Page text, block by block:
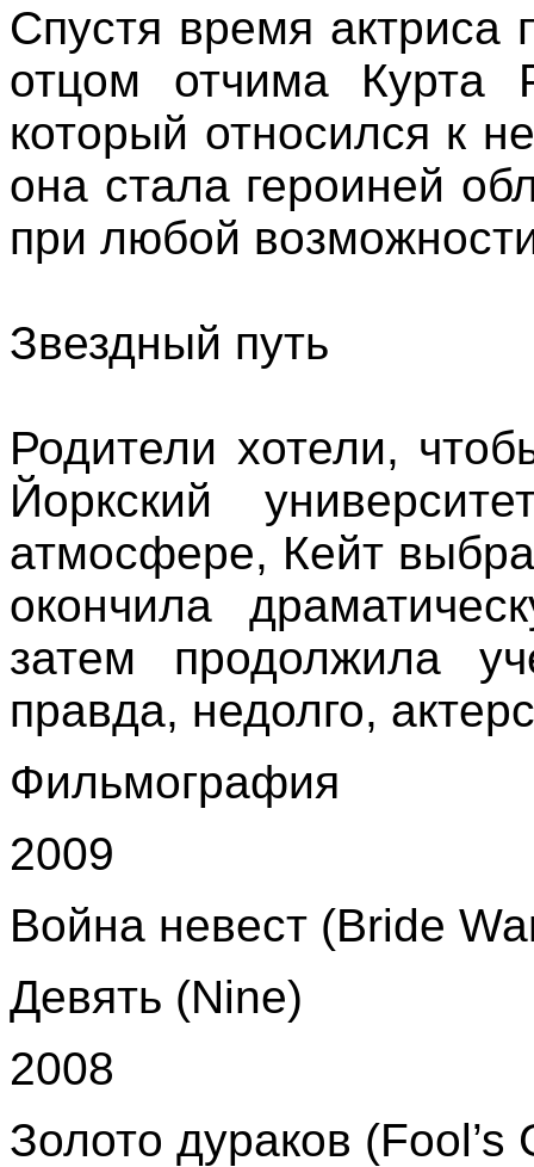
Спустя время актриса
отцом отчима Курта
который относился к
она стала героиней
при любой
Звездный путь
Родители хотели,
Йоркский
атмосфере, Кейт
окончила
затем продолжила
правда, недолго,
Фильмография
2009
Война невест (Bride
Девять (Nine)
2008
Золото дураков (Fool’s